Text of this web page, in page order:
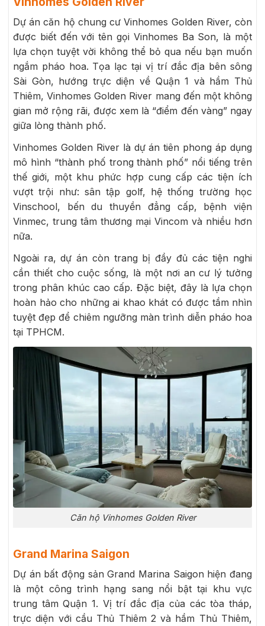
Dự án căn hộ chung cư Vinhomes Golden River, còn
được biết đến với tên gọi Vinhomes Ba Son, là một
lựa chọn tuyệt vời không thể bỏ qua nếu bạn muốn
ngắm pháo hoa. Tọa lạc tại vị trí đắc địa bên sông
Sài Gòn, hướng trực diện về Quận 1 và hầm Thủ
Thiêm, Vinhomes Golden River mang đến một không
gian mở rộng rãi, được xem là “điểm đến vàng” ngay
giữa lòng thành phố.
Vinhomes Golden River là dự án tiên phong áp dụng
mô hình “thành phố trong thành phố” nổi tiếng trên
thế giới, một khu phức hợp cung cấp các tiện ích
vượt trội như: sân tập golf, hệ thống trường học
Vinschool, bến du thuyền đẳng cấp, bệnh viện
Vinmec, trung tâm thương mại Vincom và nhiều hơn
nữa.
Ngoài ra, dự án còn trang bị đầy đủ các tiện nghi
cần thiết cho cuộc sống, là một nơi an cư lý tưởng
trong phân khúc cao cấp. Đặc biệt, đây là lựa chọn
hoàn hảo cho những ai khao khát có được tầm nhìn
tuyệt đẹp để chiêm ngưỡng màn trình diễn pháo hoa
tại TPHCM.
Căn hộ Vinhomes Golden River
Grand Marina Saigon
Dự án bất động sản Grand Marina Saigon hiện đang
là một công trình hạng sang nổi bật tại khu vực
trung tâm Quận 1. Vị trí đắc địa của các tòa tháp,
trực diện với cầu Thủ Thiêm 2 và hầm Thủ Thiêm,